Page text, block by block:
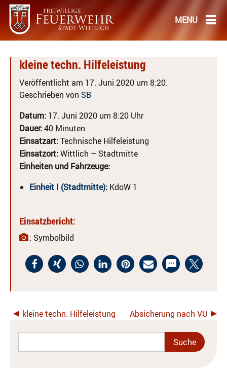
kleine techn. Hilfeleistung
Veröffentlicht am 17. Juni 2020 um 8:20.
Geschrieben von SB
Datum: 17. Juni 2020 um 8:20 Uhr
Dauer:40 Minuten
Einsatzart:Technische Hilfeleistung
Einsatzort:Wittlich – Stadtmitte
Einheiten und Fahrzeuge:
Einheit I (Stadtmitte): KdoW 1
Einsatzbericht:
: Symbolbild
kleine techn. Hilfeleistung Absicherung nach VU